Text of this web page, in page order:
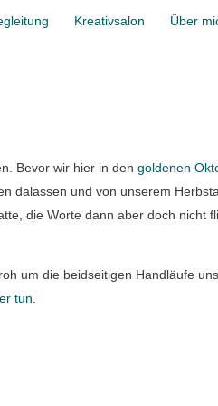
Kreativsalon Über
Bevor wir hier in den goldenen
dalassen und von unserem
die Worte dann aber doch nicht
um die beidseitigen Handläufe
tun